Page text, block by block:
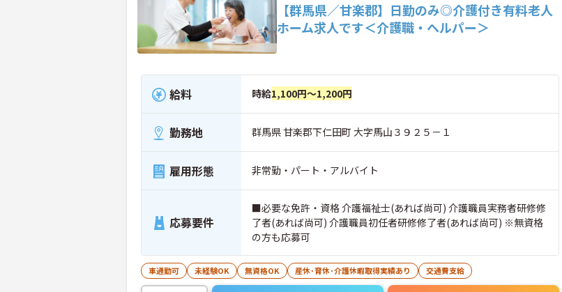
【群馬県／甘楽郡】日勤のみ◎介護付き有料老人
ホーム求人です＜介護職・ヘルパー＞
給料 時給1,100円～1,200円
勤務地 群馬県 甘楽郡下仁田町 大字馬山３９２５－１
雇用形態 非常勤・パート・アルバイト
応募要件
■必要な免許・資格 介護福祉士(あれば尚可) 介護職員実務者研修修
了者(あれば尚可) 介護職員初任者研修修了者(あれば尚可) ※無資格
の方も応募可
車通勤可 未経験OK 無資格OK 産休･育休･介護休暇取得実績あり 交通費支給